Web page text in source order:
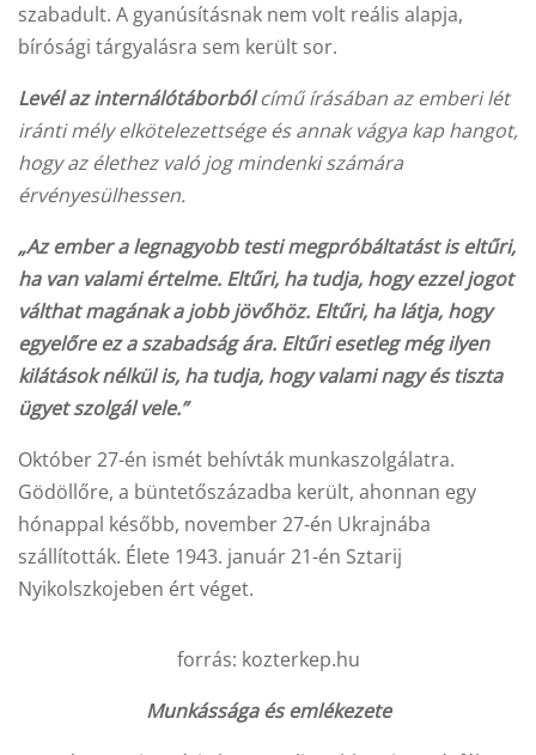
szabadult. A gyanúsításnak nem volt reális alapja,
bírósági tárgyalásra sem került sor.
Levél az internálótáborbólcímű írásában az emberi lét
iránti mély elkötelezettsége és annak vágya kap hangot,
hogy az élethez való jog mindenki számára
érvényesülhessen.
„Az ember a legnagyobb testi megpróbáltatást is eltűri,
ha van valami értelme. Eltűri, ha tudja, hogy ezzel jogot
válthat magának a jobb jövőhöz. Eltűri, ha látja, hogy
egyelőre ez a szabadság ára. Eltűri esetleg még ilyen
kilátások nélkül is, ha tudja, hogy valami nagy és tiszta
ügyet szolgál vele.”
Október 27-én ismét behívták munkaszolgálatra.
Gödöllőre, a büntetőszázadba került, ahonnan egy
hónappal később, november 27-én Ukrajnába
szállították. Élete 1943. január 21-én Sztarij
Nyikolszkojeben ért véget.
forrás: kozterkep.hu
Munkássága és emlékezete